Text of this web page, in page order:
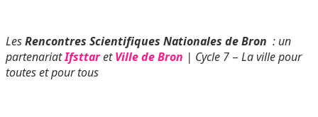
LesRencontres Scientifiques Nationales de Bron : un
partenariatIfsttaretVille de Bron | Cycle 7 – La ville pour
toutes et pour tous